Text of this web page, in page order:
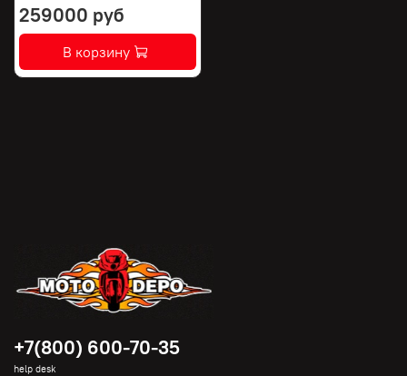
259000 руб
В корзину
+7(800) 600-70-35
help desk